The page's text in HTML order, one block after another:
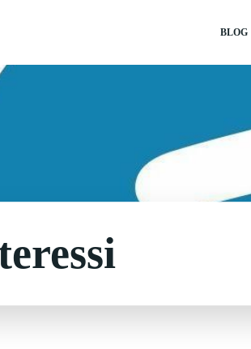
BLOG